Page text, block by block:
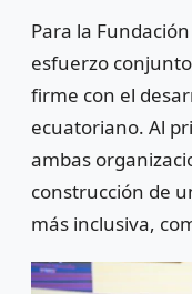
Para la
esfuerzo
firme con el
ecuatoriano. Al
ambas
construcción de
más inclusiva,